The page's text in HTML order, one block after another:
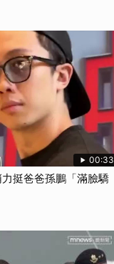
00:33
挺爸爸孫鵬「滿臉驕